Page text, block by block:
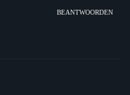
BEANTWOORDEN